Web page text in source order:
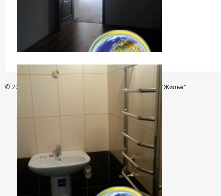
© 2026 - АН "Жилье" ООО "Агентство Недвижимости "Жилье"